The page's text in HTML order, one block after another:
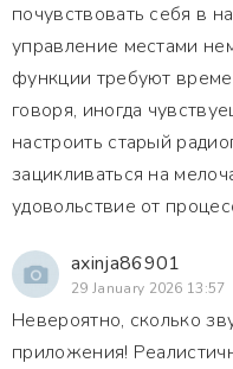
почувствовать себя в
управление местами
функции требуют
говоря, иногда
настроить старый
зацикливаться на
удовольствие от
axinja86901
29 January 2026 13:57
Невероятно, сколько
приложения!